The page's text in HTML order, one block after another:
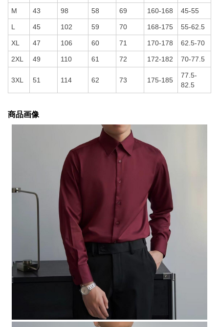
M 43 98 58 69 160-168 45-55
L 45 102 59 70 168-175 55-62.5
XL 47 106 60 71 170-178 62.5-70
2XL 49 110 61 72 172-182 70-77.5
3XL 51 114 62 73 175-185
77.5-
82.5
商品画像